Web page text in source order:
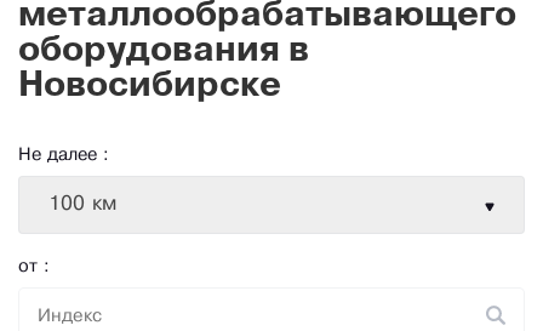
металлообрабатывающего
оборудования в
Новосибирске
Не далее :
100 км
от :